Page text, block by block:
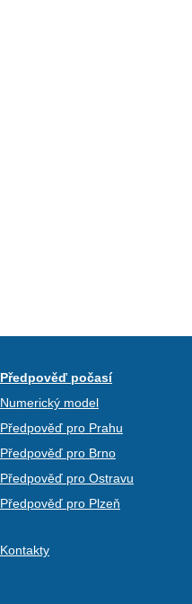
Předpověď počasí
Numerický model
Předpověď pro Prahu
Předpověď pro Brno
Předpověď pro Ostravu
Předpověď pro Plzeň
Kontakty